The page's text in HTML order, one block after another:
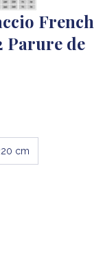
French
Parure de
cm